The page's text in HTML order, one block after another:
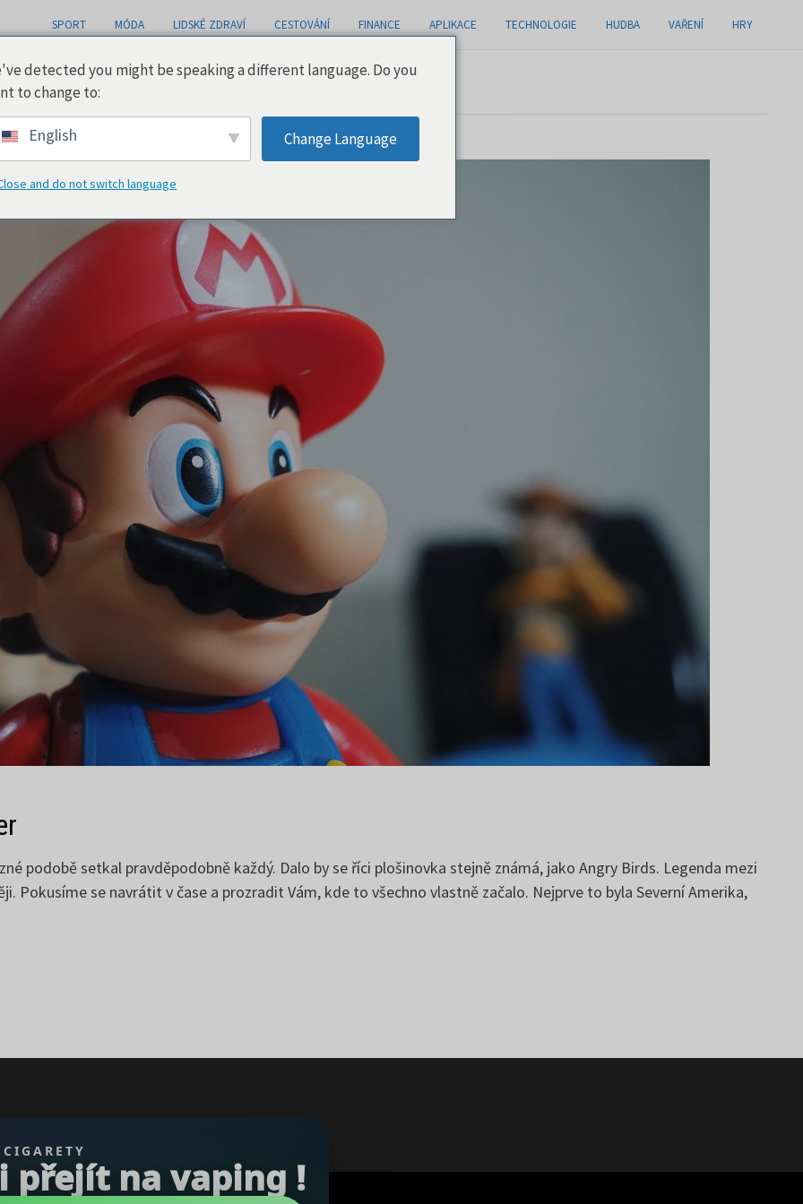
SPORT MÓDA LIDSKÉ ZDRAVÍ CESTOVÁNÍ FINANCE APLIKACE TECHNOLOGIE HUDBA VAŘENÍ HRY
podobě setkal pravděpodobně každý. Dalo by se říci plošinovka stejně známá, jako Angry Birds. Legenda mezi
Pokusíme se navrátit v čase a prozradit Vám, kde to všechno vlastně začalo. Nejprve to byla Severní Amerika,
přejít na vaping !
detected you might be speaking a different language. Do you
to change to:
English Change Language
and do not switch language